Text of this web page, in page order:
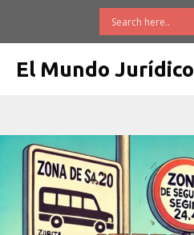
El Mundo Jurídico